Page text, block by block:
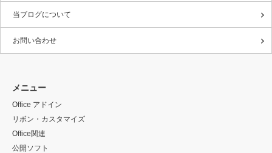
当ブログについて
お問い合わせ
メニュー
Office アドイン
リボン・カスタマイズ
Office関連
公開ソフト